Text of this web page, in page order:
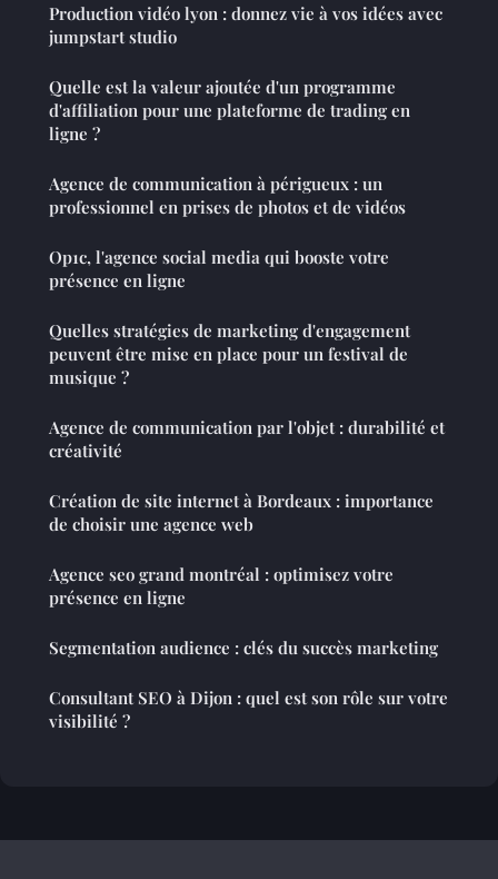
Production vidéo lyon : donnez vie à vos idées avec
jumpstart studio
Quelle est la valeur ajoutée d'un programme
d'affiliation pour une plateforme de trading en
ligne ?
Agence de communication à périgueux : un
professionnel en prises de photos et de vidéos
Op1c, l'agence social media qui booste votre
présence en ligne
Quelles stratégies de marketing d'engagement
peuvent être mise en place pour un festival de
musique ?
Agence de communication par l'objet : durabilité et
créativité
Création de site internet à Bordeaux : importance
de choisir une agence web
Agence seo grand montréal : optimisez votre
présence en ligne
Segmentation audience : clés du succès marketing
Consultant SEO à Dijon : quel est son rôle sur votre
visibilité ?